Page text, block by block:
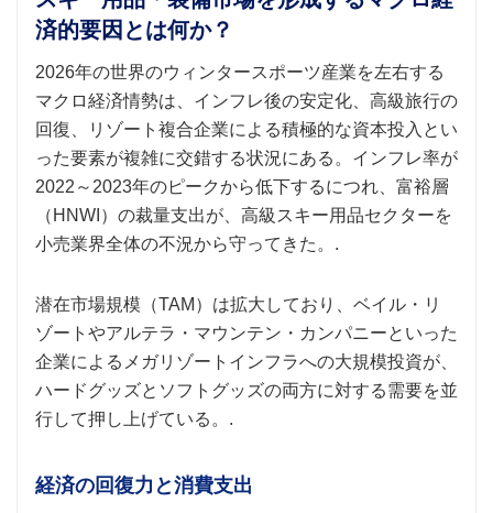
済的要因とは何か？
2026年の世界のウィンタースポーツ産業を左右する
マクロ経済情勢は、インフレ後の安定化、高級旅行の
回復、リゾート複合企業による積極的な資本投入とい
った要素が複雑に交錯する状況にある。インフレ率が
2022～2023年のピークから低下するにつれ、富裕層
（HNWI）の裁量支出が、高級スキー用品セクターを
小売業界全体の不況から守ってきた。.
潜在市場規模（TAM）は拡大しており、ベイル・リ
ゾートやアルテラ・マウンテン・カンパニーといった
企業によるメガリゾートインフラへの大規模投資が、
ハードグッズとソフトグッズの両方に対する需要を並
行して押し上げている。.
経済の回復力と消費支出